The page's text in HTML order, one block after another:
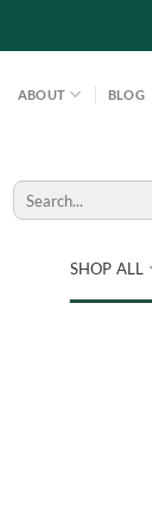
ABOUT BLOG
SHOP ALL
Search
for: